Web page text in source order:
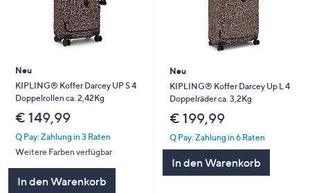
Neu
KIPLING® Koffer Darcey UP S 4
Doppelrollen ca. 2,42Kg
€ 149,99
Q Pay: Zahlung in 3 Raten
Weitere Farben verfügbar
In den Warenkorb
Neu
KIPLING® Koffer Darcey Up L 4
Doppelräder ca. 3,2Kg
€ 199,99
Q Pay: Zahlung in 6 Raten
In den Warenkorb